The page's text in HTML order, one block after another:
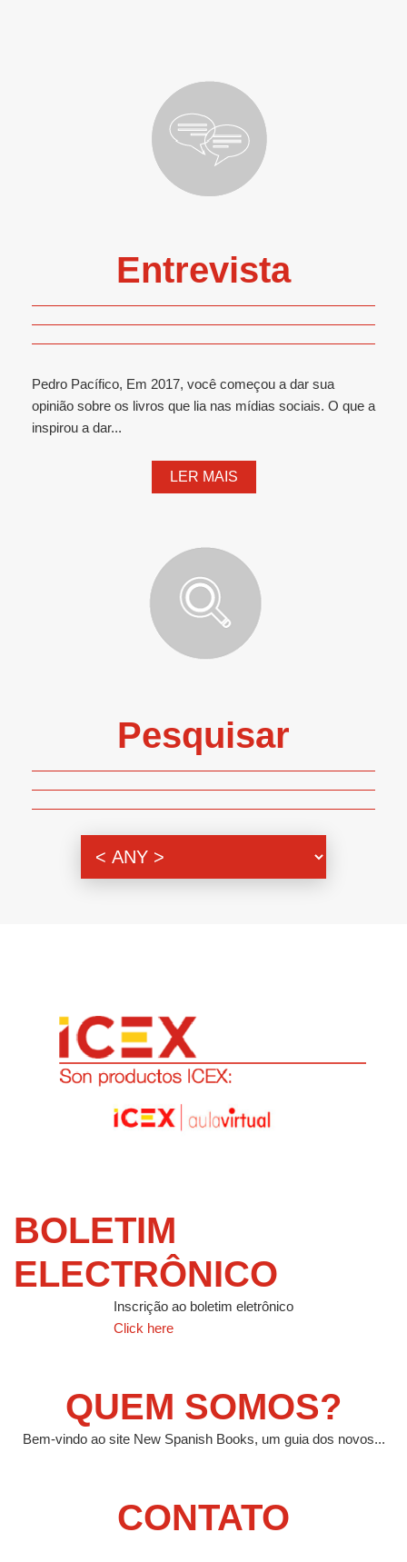
Entrevista
Pedro Pacífico, Em 2017, você começou a dar sua
opinião sobre os livros que lia nas mídias sociais. O que a
inspirou a dar...
LER MAIS
Pesquisar
BOLETIM
ELECTRÔNICO
Inscrição ao boletim eletrônico
Click here
QUEM SOMOS?
Bem-vindo ao site New Spanish Books, um guia dos novos...
CONTATO